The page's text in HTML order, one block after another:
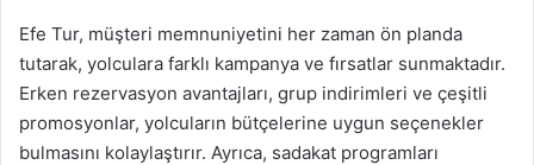
Efe Tur, müşteri memnuniyetini her zaman ön planda
tutarak, yolculara farklı kampanya ve fırsatlar sunmaktadır.
Erken rezervasyon avantajları, grup indirimleri ve çeşitli
promosyonlar, yolcuların bütçelerine uygun seçenekler
bulmasını kolaylaştırır. Ayrıca, sadakat programları